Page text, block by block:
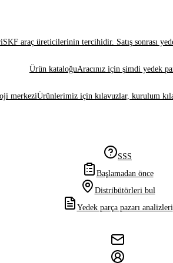
SKF araç üreticilerinin tercihidir. Satış sonrası
Ürün kataloğuAracınız için şimdi yedek
merkeziÜrünlerimiz için kılavuzlar, kurulum
SSS
Başlamadan önce
Distribütörleri bul
Yedek parça pazarı analizleri